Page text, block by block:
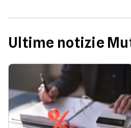
Ultime notizie